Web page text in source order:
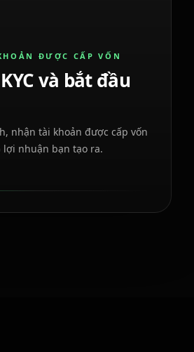
ĐƯỢC CẤP VỐN
và bắt đầu
nhận tài khoản được cấp vốn
lợi nhuận bạn tạo ra.